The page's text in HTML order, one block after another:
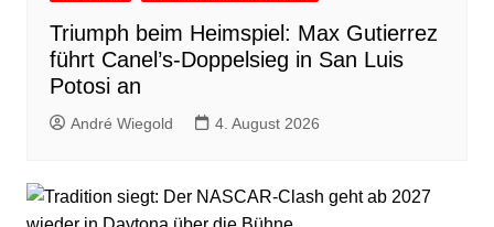
Triumph beim Heimspiel: Max Gutierrez
führt Canel’s-Doppelsieg in San Luis
Potosi an
André Wiegold 4. August 2026